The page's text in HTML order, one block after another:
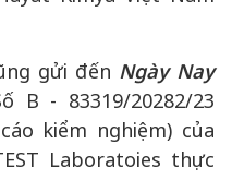
gửi đến Ngày Nay
B - 83319/20282/23
kiểm nghiệm) của
Laboratoies thực